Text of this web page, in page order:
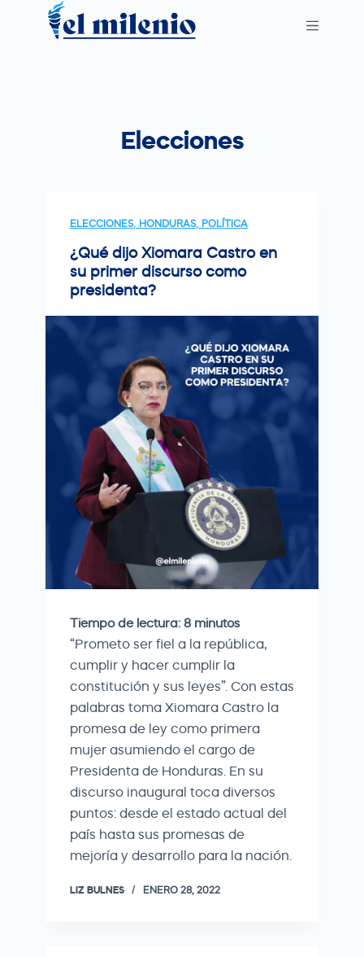
Elecciones
ELECCIONES, HONDURAS, POLÍTICA
¿Qué dijo Xiomara Castro en
su primer discurso como
presidenta?
Tiempo de lectura: 8 minutos
“Prometo ser fiel a la república,
cumplir y hacer cumplir la
constitución y sus leyes”. Con estas
palabras toma Xiomara Castro la
promesa de ley como primera
mujer asumiendo el cargo de
Presidenta de Honduras. En su
discurso inaugural toca diversos
puntos: desde el estado actual del
país hasta sus promesas de
mejoría y desarrollo para la nación.
LIZ BULNES ENERO 28, 2022